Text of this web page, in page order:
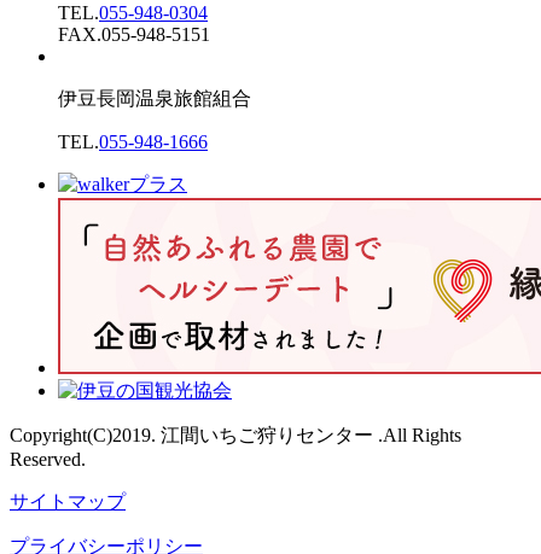
TEL.055-948-0304
FAX.055-948-5151
伊豆長岡温泉旅館組合
TEL.055-948-1666
Copyright(C)2019. 江間いちご狩りセンター .All Rights
Reserved.
サイトマップ
プライバシーポリシー